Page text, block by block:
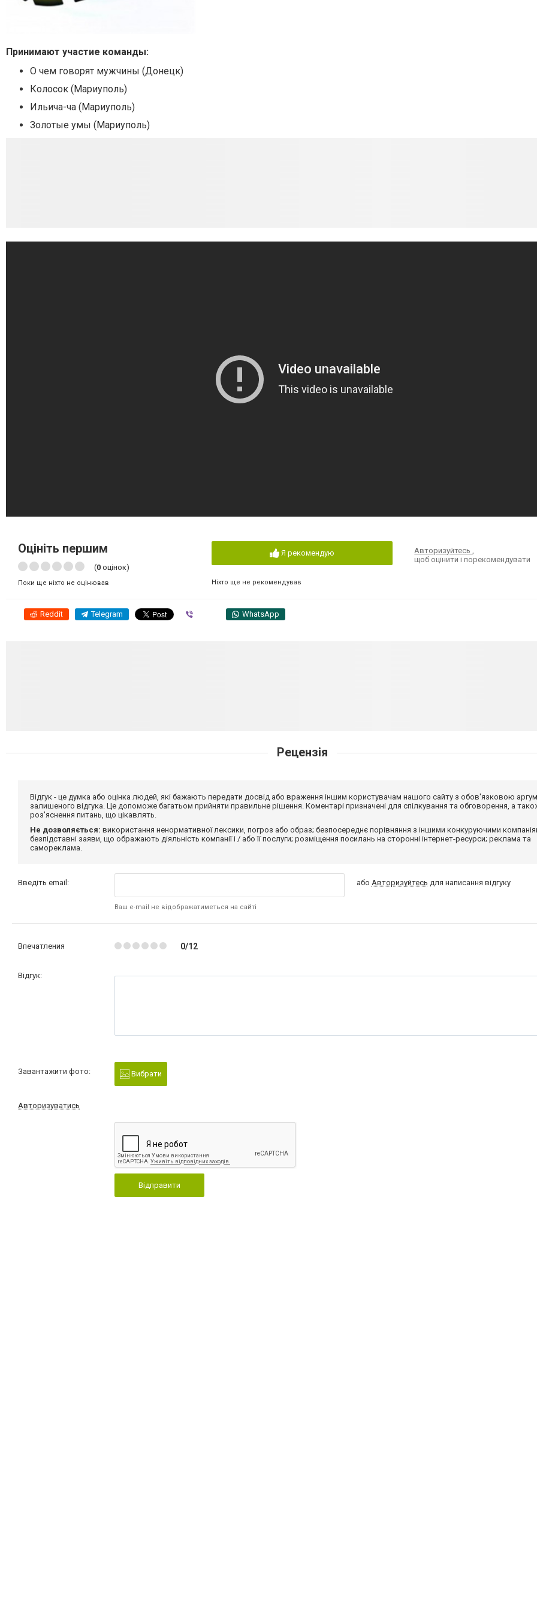
Принимают участие команды:
О чем говорят мужчины (Донецк)
Колосок (Мариуполь)
Ильича-ча (Мариуполь)
Золотые умы (Мариуполь)
Оцініть першим
(0 оцінок)
Поки ще ніхто не оцінював
Я рекомендую
Ніхто ще не рекомендував
Авторизуйтесь
щоб оцінити і порекомендувати
Reddit Telegram WhatsApp
Рецензія
Відгук - це думка або оцінка людей, які бажають передати досвід або враження іншим користувачам нашого сайту з обов'язковою
залишеного відгука. Це допоможе багатьом прийняти правильне рішення. Коментарі призначені для спілкування та обговорення, а
роз'яснення питань, що цікавлять.
Не дозволяється: використання ненормативної лексики, погроз або образ; безпосереднє порівняння з іншими конкуруючими
безпідставні заяви, що ображають діяльність компанії і / або її послуги; розміщення посилань на сторонні інтернет-ресурси; реклама та
самореклама.
Введіть email:
Ваш e-mail не відображатиметься на сайті
або Авторизуйтесь для написання відгуку
Впечатления 0/12
Відгук:
Завантажити фото: Вибрати
Авторизуватись
Відправити